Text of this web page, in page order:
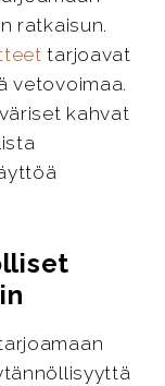
ratkaisun.
tarjoavat
vetovoimaa.
kahvat